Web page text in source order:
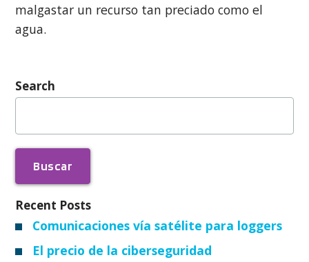
malgastar un recurso tan preciado como el
agua.
Search
Buscar:
Recent Posts
Comunicaciones vía satélite para loggers
El precio de la ciberseguridad